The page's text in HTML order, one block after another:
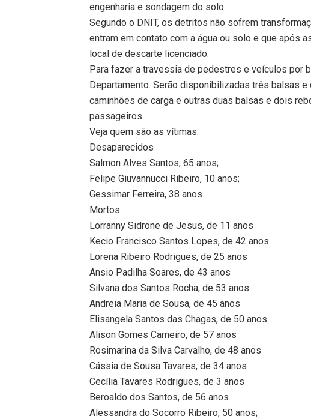
engenharia e sondagem do solo.
Segundo o DNIT, os detritos não sofrem
entram em contato com a água ou solo e que após
local de descarte licenciado.
Para fazer a travessia de pedestres e veículos por
Departamento. Serão disponibilizadas três balsas
caminhões de carga e outras duas balsas e dois
passageiros.
Veja quem são as vítimas:
Desaparecidos
Salmon Alves Santos, 65 anos;
Felipe Giuvannucci Ribeiro, 10 anos;
Gessimar Ferreira, 38 anos.
Mortos
Lorranny Sidrone de Jesus, de 11 anos
Kecio Francisco Santos Lopes, de 42 anos
Lorena Ribeiro Rodrigues, de 25 anos
Ansio Padilha Soares, de 43 anos
Silvana dos Santos Rocha, de 53 anos
Andreia Maria de Sousa, de 45 anos
Elisangela Santos das Chagas, de 50 anos
Alison Gomes Carneiro, de 57 anos
Rosimarina da Silva Carvalho, de 48 anos
Cássia de Sousa Tavares, de 34 anos
Cecília Tavares Rodrigues, de 3 anos
Beroaldo dos Santos, de 56 anos
Alessandra do Socorro Ribeiro, 50 anos;